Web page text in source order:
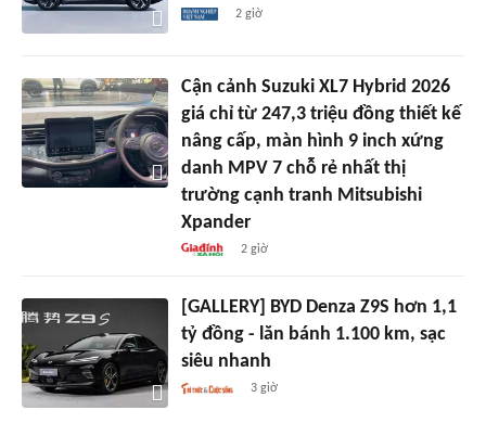
2 giờ
Cận cảnh Suzuki XL7 Hybrid 2026
giá chỉ từ 247,3 triệu đồng thiết kế
nâng cấp, màn hình 9 inch xứng
danh MPV 7 chỗ rẻ nhất thị
trường cạnh tranh Mitsubishi
Xpander
2 giờ
[GALLERY] BYD Denza Z9S hơn 1,1
tỷ đồng - lăn bánh 1.100 km, sạc
siêu nhanh
3 giờ